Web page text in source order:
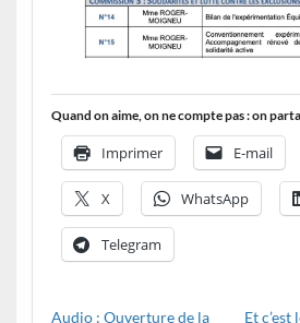
Quand on aime, on ne compte pas : on
Imprimer E-mail
X WhatsApp
Telegram
Audio : Ouverture de la
Et c’est